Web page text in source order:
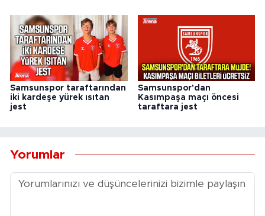
Samsunspor taraftarından
iki kardeşe yürek ısıtan
jest
Samsunspor'dan
Kasımpaşa maçı öncesi
taraftara jest
Yorumlar